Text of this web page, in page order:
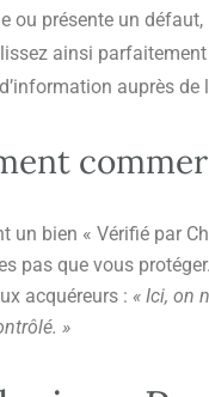
ou présente un
ainsi
d’information auprès de
un bien « Vérifié par
pas que vous
acquéreurs : « Ici, on
»